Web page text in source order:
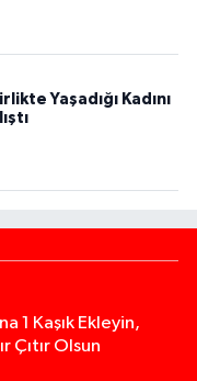
Yaşadığı Kadını
1 Kaşık Ekleyin,
Çıtır Olsun